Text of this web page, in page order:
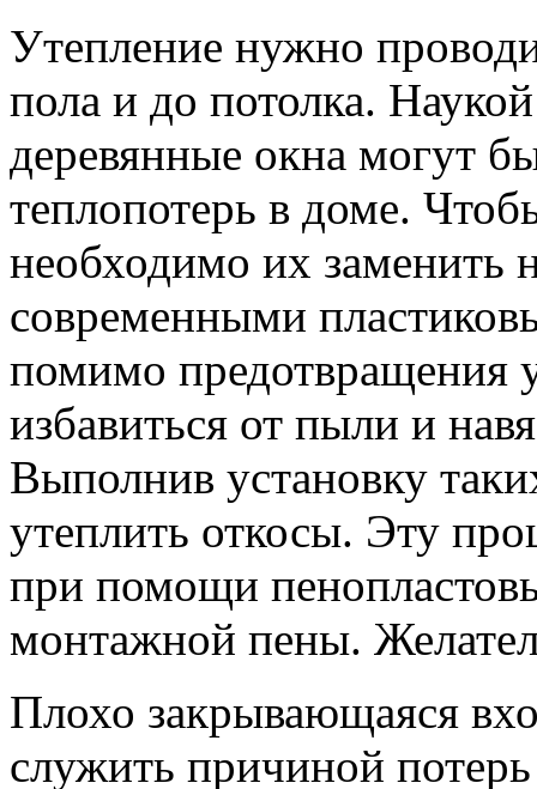
Утепление нужно
пола и до потолка.
деревянные окна могут
теплопотерь в доме.
необходимо их
современными
помимо предотвращения
избавиться от пыли и
Выполнив установку
утеплить откосы. Эту
при помощи
монтажной пены.
Плохо закрывающаяся
служить причиной